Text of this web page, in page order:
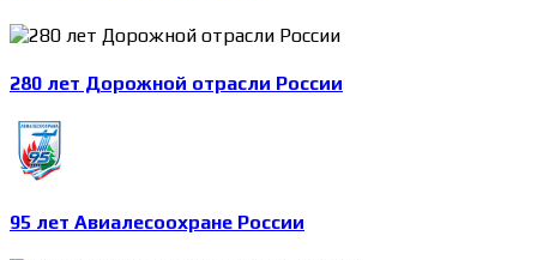
280 лет Дорожной отрасли России
95 лет Авиалесоохране России